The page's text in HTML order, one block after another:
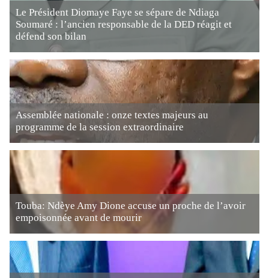
Le Président Diomaye Faye se sépare de Ndiaga
Soumaré : l’ancien responsable de la DED réagit et
défend son bilan
Assemblée nationale : onze textes majeurs au
programme de la session extraordinaire
Touba: Ndèye Amy Dione accuse un proche de l’avoir
empoisonnée avant de mourir